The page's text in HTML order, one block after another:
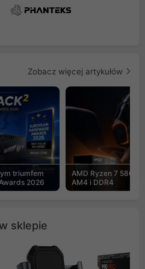
Zobacz więcej artykułów
triumfem
2026
AMD Ryzen 7
AM4 i DDR4
sklepie